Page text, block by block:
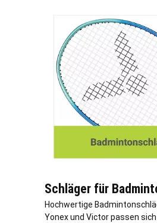
Schläger für
Hochwertige
Yonex und Victor passen